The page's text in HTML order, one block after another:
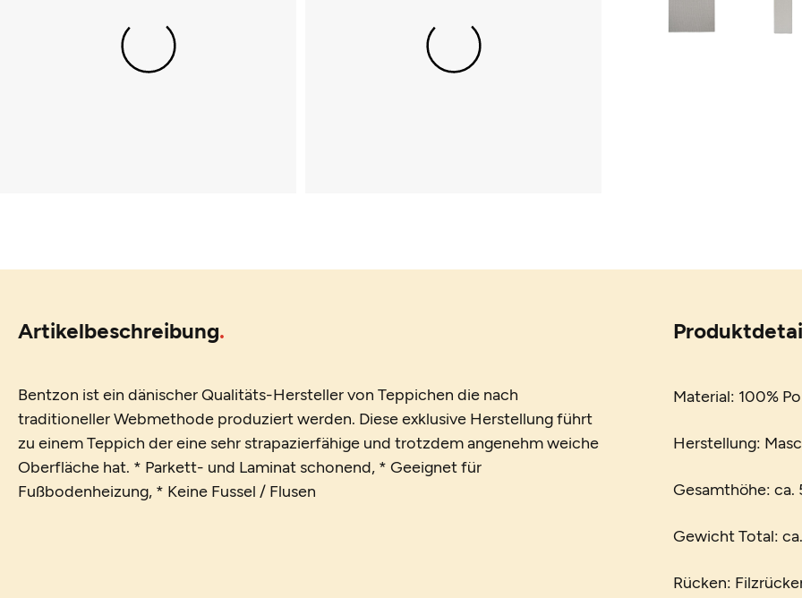
Artikelbeschreibung
Bentzon ist ein dänischer Qualitäts-Hersteller von Teppichen die nach
traditioneller Webmethode produziert werden. Diese exklusive Herstellung führt
zu einem Teppich der eine sehr strapazierfähige und trotzdem angenehm weiche
Oberfläche hat. * Parkett- und Laminat schonend, * Geeignet für
Fußbodenheizung, * Keine Fussel / Flusen
Material: 100%
Herstellung:
Gesamthöhe: ca.
Gewicht Total:
Rücken: